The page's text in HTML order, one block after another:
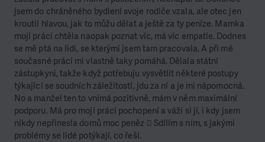
jsem do chráněného bydlení svoje rodiče vzala, ale otec jen
kroutil hlavou, jak to můžu dělat a ještě za ty peníze. Mamka
moji práci chtěla naopak poznat víc, má víc empatie. Dodnes
se mě ptá na lidi, se kterými jsem tam pracovala. A při mé
současné práci mi vlastně taky pomáhá. Dělala státní
zástupkyni, takže když potřebuju vysvětlit některé postupy
týkající se soudních záležitostí, jdu za ní a je mi nápomocná.
No a manžel ten to vnímá pozitivně, mám v něm maximální
podporu. Má pro moji práci pochopení a váží si jí, i kdy jsem
nikdy nepřinesla domů moc peněz  Sdílím s ním, s jakými
problémy se lidé potýkají, co řeší.